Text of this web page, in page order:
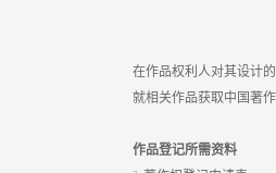
在作品权利人对其设计
就相关作品获取中国著
作品登记所需资料